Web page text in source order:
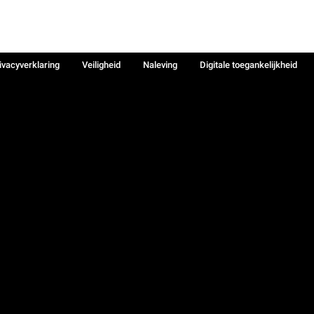
Veiligheid Naleving
Digitale toegankelijkheid